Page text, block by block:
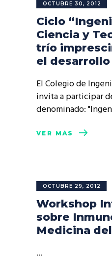
OCTUBRE 30, 2012
Ciclo
Ciencia y
trío
el
El Colegio de
invita a participar
denominado:
VER MÁS
OCTUBRE 29, 2012
Workshop
sobre
Medicina